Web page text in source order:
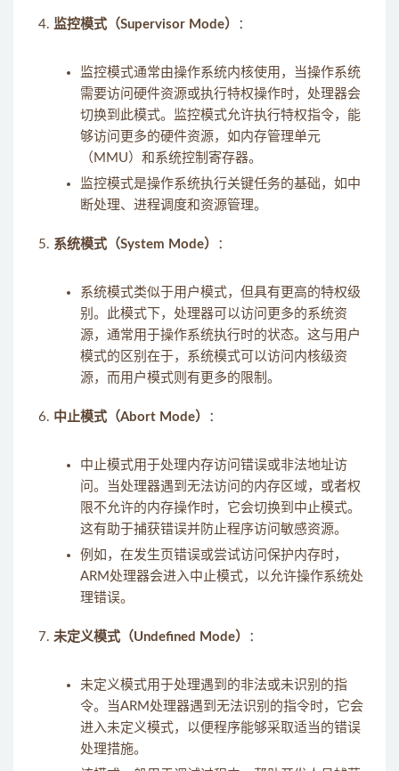
监控模式（Supervisor Mode） ：
监控模式通常由操作系统内核使用，当操作系统
需要访问硬件资源或执行特权操作时，处理器会
切换到此模式。监控模式允许执行特权指令，能
够访问更多的硬件资源，如内存管理单元
（MMU）和系统控制寄存器。
监控模式是操作系统执行关键任务的基础，如中
断处理、进程调度和资源管理。
系统模式（System Mode） ：
系统模式类似于用户模式，但具有更高的特权级
别。此模式下，处理器可以访问更多的系统资
源，通常用于操作系统执行时的状态。这与用户
模式的区别在于，系统模式可以访问内核级资
源，而用户模式则有更多的限制。
中止模式（Abort Mode） ：
中止模式用于处理内存访问错误或非法地址访
问。当处理器遇到无法访问的内存区域，或者权
限不允许的内存操作时，它会切换到中止模式。
这有助于捕获错误并防止程序访问敏感资源。
例如，在发生页错误或尝试访问保护内存时，
ARM处理器会进入中止模式，以允许操作系统处
理错误。
未定义模式（Undefined Mode） ：
未定义模式用于处理遇到的非法或未识别的指
令。当ARM处理器遇到无法识别的指令时，它会
进入未定义模式，以便程序能够采取适当的错误
处理措施。